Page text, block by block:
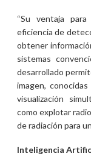
“Su ventaja
eficiencia de
obtener
sistemas
desarrollado
imagen,
visualización
como explotar
de radiación para
Inteligencia